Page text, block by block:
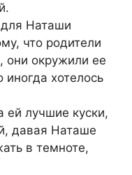
Наташи
что родители
они окружили ее
иногда хотелось
лучшие куски,
давая Наташе
в темноте,